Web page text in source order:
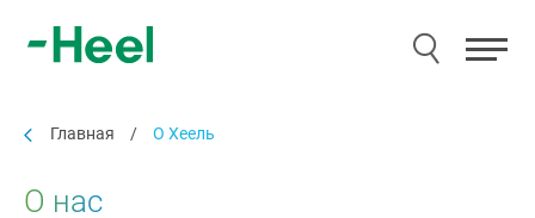
Главная / О Хеель
О нас